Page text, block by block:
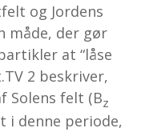
og Jordens
måde, der gør
at “låse
2 beskriver,
Solens felt (Bz
i denne periode,